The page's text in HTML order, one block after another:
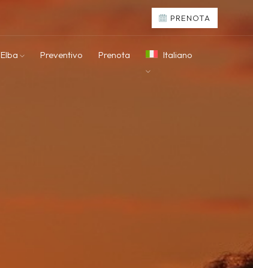
PRENOTA
Preventivo Prenota Italiano